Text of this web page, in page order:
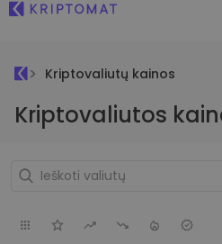
Kriptovaliutų kainos
Kriptovaliutos